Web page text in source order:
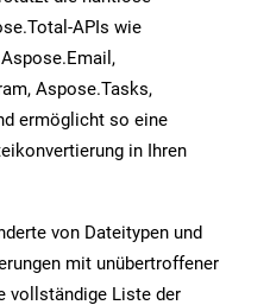
APIs wie
Aspose.Tasks,
ermöglicht so eine
in Ihren
von Dateitypen und
mit unübertroffener
vollständige Liste der